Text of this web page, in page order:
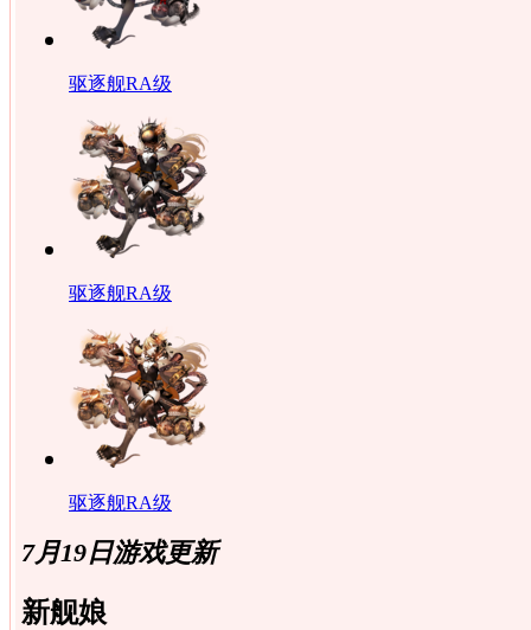
驱逐舰RA级
驱逐舰RA级
驱逐舰RA级
7月19日游戏更新
新舰娘